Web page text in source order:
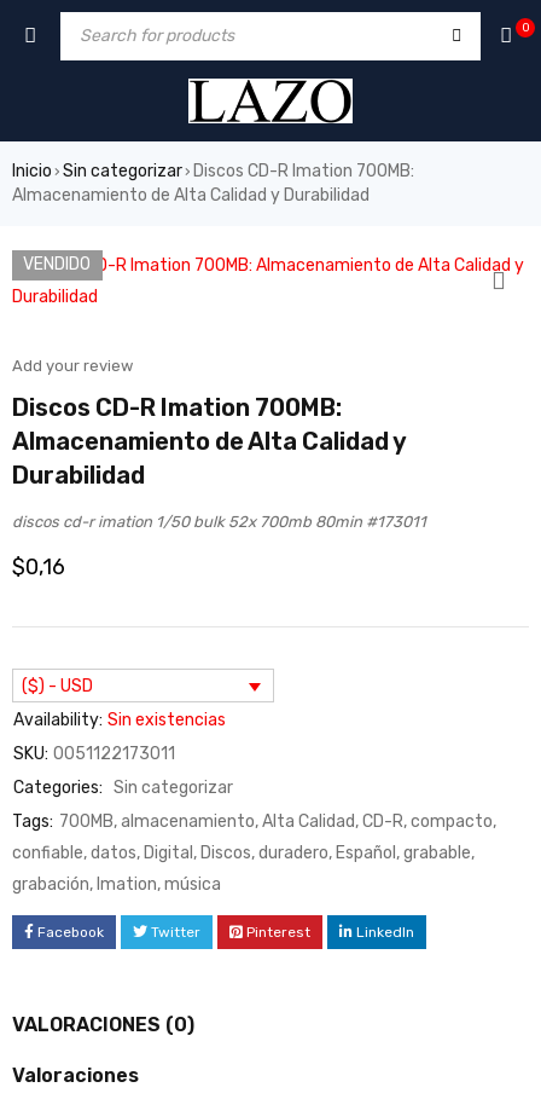
0
Inicio › Sin categorizar› Discos CD-R Imation 700MB:
Almacenamiento de Alta Calidad y Durabilidad
VENDIDO
Add your review
Discos CD-R Imation 700MB:
Almacenamiento de Alta Calidad y
Durabilidad
discos cd-r imation 1/50 bulk 52x 700mb 80min #173011
$0,16
($) - USD
Availability: Sin existencias
SKU: 0051122173011
Categories: Sin categorizar
Tags: 700MB,almacenamiento,Alta Calidad,CD-R,compacto,
confiable,datos,Digital,Discos,duradero,Español,grabable,
grabación,Imation,música
Facebook Twitter Pinterest LinkedIn
VALORACIONES (0)
Valoraciones